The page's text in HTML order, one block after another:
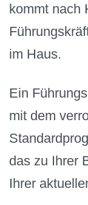
kommt nach
im Haus.
Ein
mit dem
das zu Ihrer
Ihrer